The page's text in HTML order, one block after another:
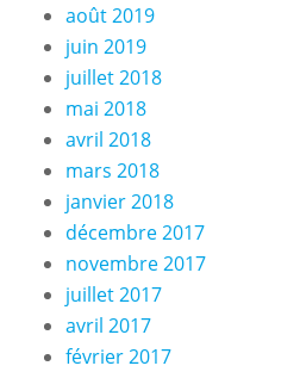
août 2019
juin 2019
juillet 2018
mai 2018
avril 2018
mars 2018
janvier 2018
décembre 2017
novembre 2017
juillet 2017
avril 2017
février 2017